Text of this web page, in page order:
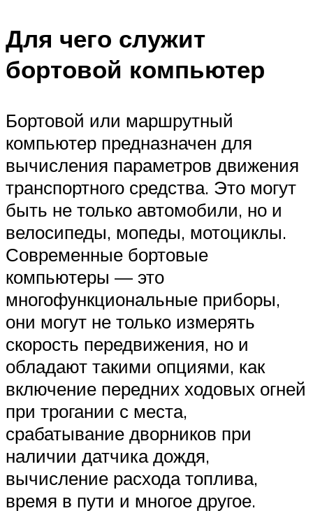
Для чего служит
бортовой компьютер
Бортовой или маршрутный
компьютер предназначен для
вычисления параметров движения
транспортного средства. Это могут
быть не только автомобили, но и
велосипеды, мопеды, мотоциклы.
Современные бортовые
компьютеры — это
многофункциональные приборы,
они могут не только измерять
скорость передвижения, но и
обладают такими опциями, как
включение передних ходовых огней
при трогании с места,
срабатывание дворников при
наличии датчика дождя,
вычисление расхода топлива,
время в пути и многое другое.